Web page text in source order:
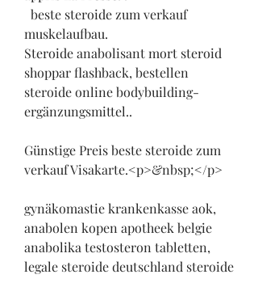
muskelaufbau.
Steroide anabolisant mort steroid
shoppar flashback, bestellen
steroide online bodybuilding-
ergänzungsmittel..
Günstige Preis beste steroide zum
verkauf Visakarte.<p>&nbsp;</p>
gynäkomastie krankenkasse aok,
anabolen kopen apotheek belgie
anabolika testosteron tabletten,
legale steroide deutschland steroide